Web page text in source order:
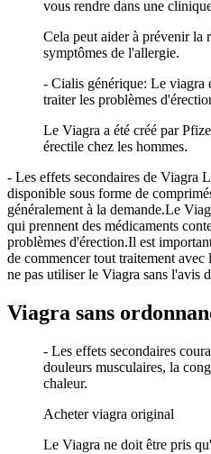
vous rendre dans une
Cela peut aider à prévenir la
symptômes de l'allergie.
- Cialis générique: Le viagra
traiter les problèmes
Le Viagra a été créé par
érectile chez les hommes.
- Les effets secondaires de Viagra
disponible sous forme de
généralement à la demande.Le
qui prennent des médicaments
problèmes d'érection.Il est
de commencer tout traitement
ne pas utiliser le Viagra sans l'avis
Viagra sans
- Les effets secondaires
douleurs musculaires, la
chaleur.
Acheter viagra original
Le Viagra ne doit être pris